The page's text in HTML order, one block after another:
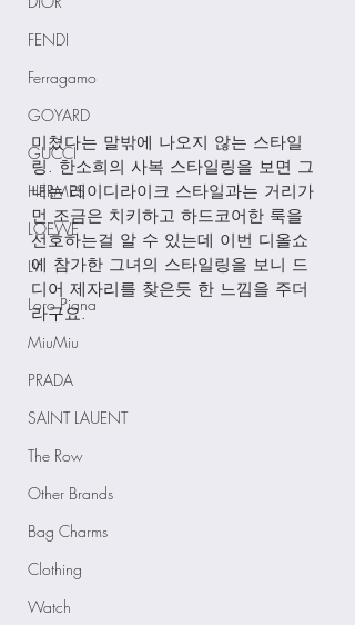
FENDI
Ferragamo
GOYARD
GUCCI
HERMES
LOEWE
LV
Loro Piana
MiuMiu
PRADA
SAINT LAUENT
The Row
Other Brands
Bag Charms
Clothing
Watch
미쳤다는 말밖에 나오지 않는 스타일
링. 한소희의 사복 스타일링을 보면 그
녀는 레이디라이크 스타일과는 거리가
먼 조금은 치키하고 하드코어한 룩을
선호하는걸 알 수 있는데 이번 디올쇼
에 참가한 그녀의 스타일링을 보니 드
디어 제자리를 찾은듯 한 느낌을 주더
라구요.